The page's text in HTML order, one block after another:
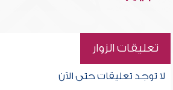
تعليقات الزوار
لا توجد تعليقات حتى الآن